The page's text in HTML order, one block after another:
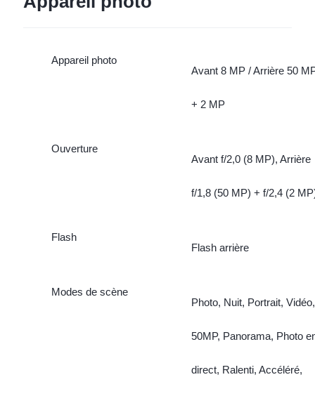
Appareil photo
Avant 8 MP / Arrière 50
+ 2 MP
Ouverture
Avant f/2,0 (8 MP), Arrière
f/1,8 (50 MP) + f/2,4 (2
Flash
Flash arrière
Modes de scène
Photo, Nuit, Portrait, Vidéo,
50MP, Panorama, Photo
direct, Ralenti, Accéléré,